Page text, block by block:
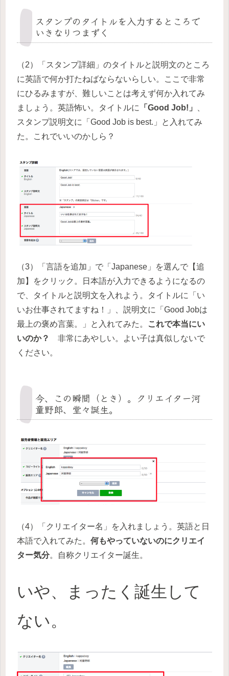
スタンプのタイトルを入力するところで
いきなりつまずく
（2）「スタンプ詳細」のタイトルと説明文のところ
に英語で何か打たねばならないらしい。ここで非常
にひるみますが、難しいことは考えず何か入れてみ
ましょう。英語怖い。タイトルに
「Good Job!」
スタンプ説明文に「Good Job is best.」と入れてみ
た。これでいいのかしら？
（3）「言語を追加」で「Japanese」を選んで【追
加】をクリック。日本語が入力できるようになるの
で、タイトルと説明文を入れよう。タイトルに「い
いお仕事されてますね！」、説明文に「Good Jobは
最上の褒め言葉。」と入れてみた。
これで本当にい
いのか？
非常にあやしい。よい子は真似しないで
ください。
今、この瞬間（とき）。クリエイター河
童野郎、堂々誕生。
（4）「クリエイター名」を入れましょう。英語と日
本語で入れてみた。 何もやっていないのにクリエイ
ター気分。自称クリエイター誕生。
いや、まったく誕生して
ない。